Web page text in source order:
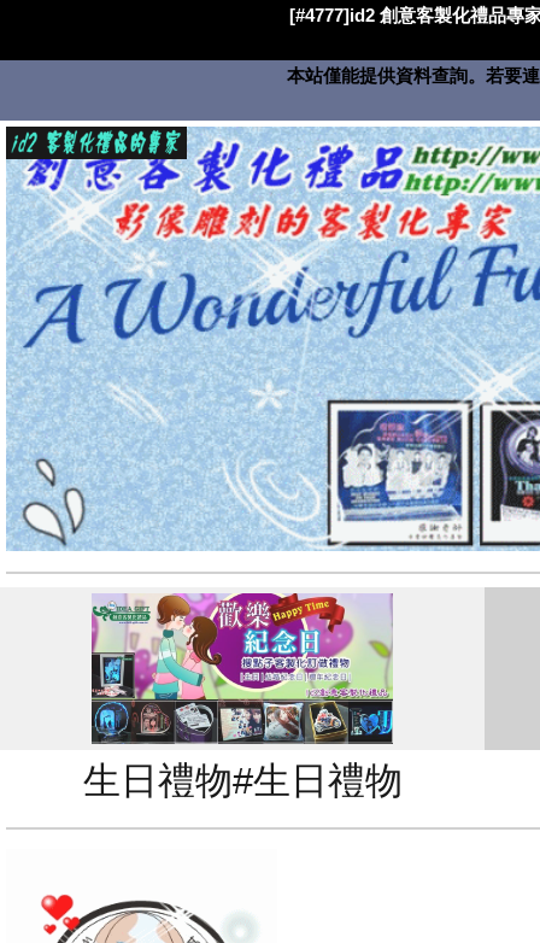
[#4777]id2 創意客製化禮品專
本站僅能提供資料查詢。若要
生日禮物#生日禮物